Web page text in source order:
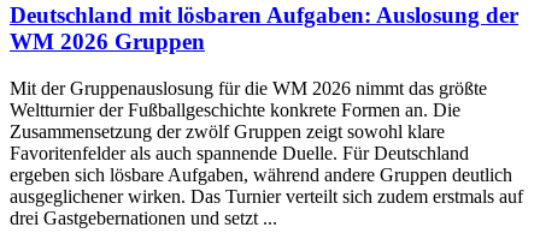
Deutschland mit lösbaren Aufgaben: Auslosung der
WM 2026 Gruppen
Mit der Gruppenauslosung für die WM 2026 nimmt das größte
Weltturnier der Fußballgeschichte konkrete Formen an. Die
Zusammensetzung der zwölf Gruppen zeigt sowohl klare
Favoritenfelder als auch spannende Duelle. Für Deutschland
ergeben sich lösbare Aufgaben, während andere Gruppen deutlich
ausgeglichener wirken. Das Turnier verteilt sich zudem erstmals auf
drei Gastgebernationen und setzt ...